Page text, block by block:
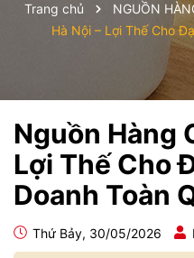
Trang chủ NGUỒN
Hà Nội – Lợi Thế Cho
Nguồn Hàng
Lợi Thế Cho
Doanh Toàn
Thứ Bảy, 30/05/2026